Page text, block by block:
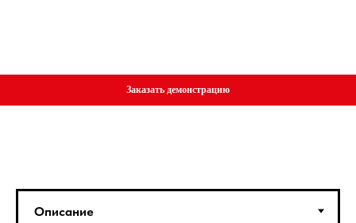
Заказать демонстрацию